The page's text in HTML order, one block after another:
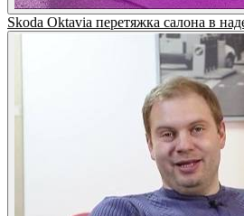
Skoda Oktavia перетяжка салона в